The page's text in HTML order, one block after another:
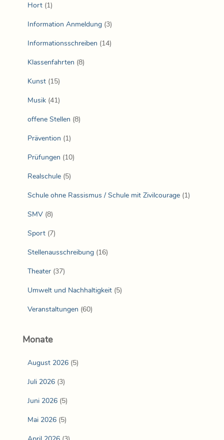
Hort (1)
Information Anmeldung (3)
Informationsschreiben (14)
Klassenfahrten (8)
Kunst (15)
Musik (41)
offene Stellen (8)
Prävention (1)
Prüfungen (10)
Realschule (5)
Schule ohne Rassismus / Schule mit Zivilcourage (1)
SMV (8)
Sport (7)
Stellenausschreibung (16)
Theater (37)
Umwelt und Nachhaltigkeit (5)
Veranstaltungen (60)
Monate
August 2026 (5)
Juli 2026 (3)
Juni 2026 (5)
Mai 2026 (5)